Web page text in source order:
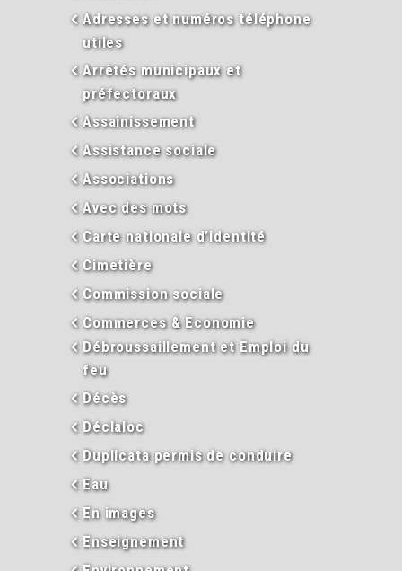
Adresses et numéros téléphone
utiles
Arrêtés municipaux et
préfectoraux
Assainissement
Assistance sociale
Associations
Avec des mots
Carte nationale d’identité
Cimetière
Commission sociale
Commerces & Economie
Débroussaillement et Emploi du
feu
Décès
Déclaloc
Duplicata permis de conduire
Eau
En images
Enseignement